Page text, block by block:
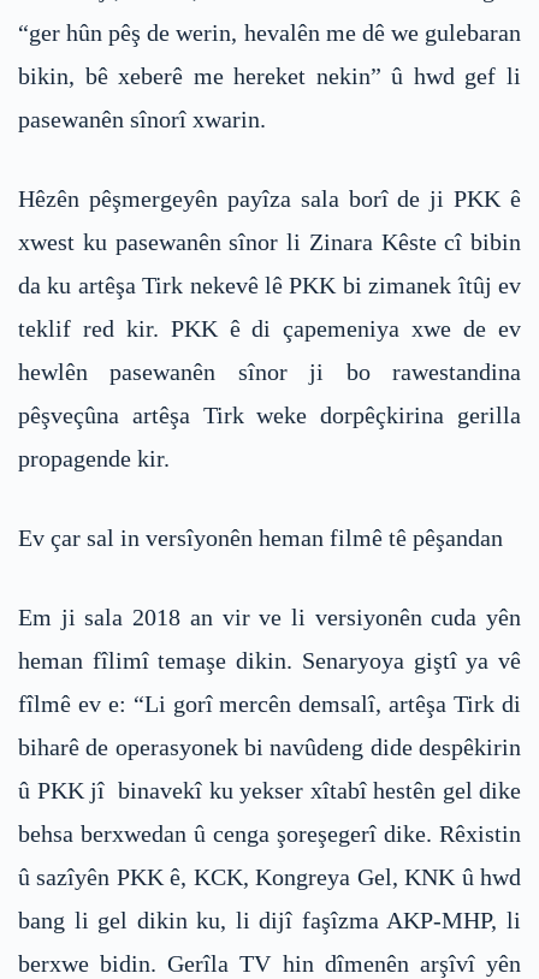
“ger hûn pêş de werin, hevalên me dê we gulebaran
bikin, bê xeberê me hereket nekin” û hwd gef li
pasewanên sînorî xwarin.
Hêzên pêşmergeyên payîza sala borî de ji PKK ê
xwest ku pasewanên sînor li Zinara Kêste cî bibin
da ku artêşa Tirk nekevê lê PKK bi zimanek îtûj ev
teklif red kir. PKK ê di çapemeniya xwe de ev
hewlên pasewanên sînor ji bo rawestandina
pêşveçûna artêşa Tirk weke dorpêçkirina gerilla
propagende kir.
Ev çar sal in versîyonên heman filmê tê pêşandan
Em ji sala 2018 an vir ve li versiyonên cuda yên
heman fîlimî temaşe dikin. Senaryoya giştî ya vê
fîlmê ev e: “Li gorî mercên demsalî, artêşa Tirk di
biharê de operasyonek bi navûdeng dide despêkirin
û PKK jî binavekî ku yekser xîtabî hestên gel dike
behsa berxwedan û cenga şoreşegerî dike. Rêxistin
û sazîyên PKK ê, KCK, Kongreya Gel, KNK û hwd
bang li gel dikin ku, li dijî faşîzma AKP-MHP, li
berxwe bidin. Gerîla TV hin dîmenên arşîvî yên